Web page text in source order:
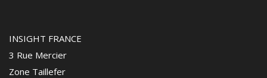
INSIGHT FRANCE
3 Rue Mercier
Zone Taillefer